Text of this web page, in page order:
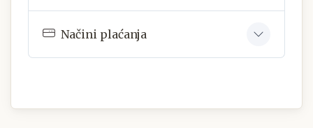
Načini plaćanja